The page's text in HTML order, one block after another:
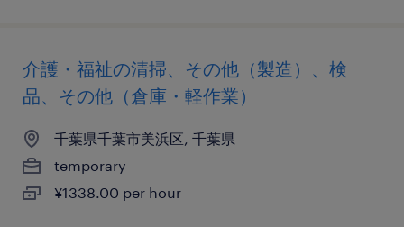
介護・福祉の清掃、その他（製造）、検
品、その他（倉庫・軽作業）
千葉県千葉市美浜区, 千葉県
temporary
¥1338.00 per hour